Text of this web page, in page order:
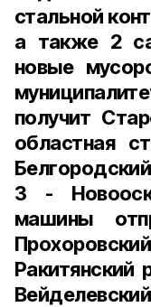
стальной
а также 2
новые
получит
областная
3 -
машины
Ракитянский